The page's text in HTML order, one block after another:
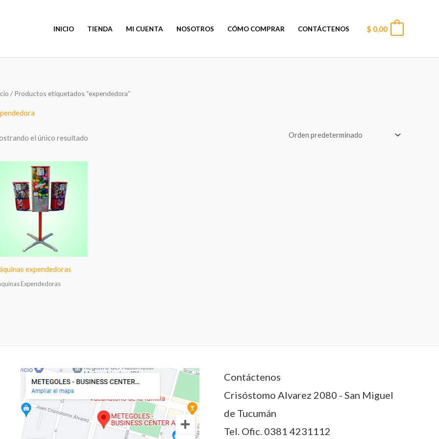
INICIO TIENDA MI CUENTA NOSOTROS CÓMO COMPRAR CONTÁCTENOS $ 0,00
/ Productos etiquetados “expendedora”
el único resultado
expendedoras
Expendedoras
Contáctenos
Crisóstomo Alvarez 2080 - San Miguel
de Tucumán
Tel. Ofic. 0381 4231112